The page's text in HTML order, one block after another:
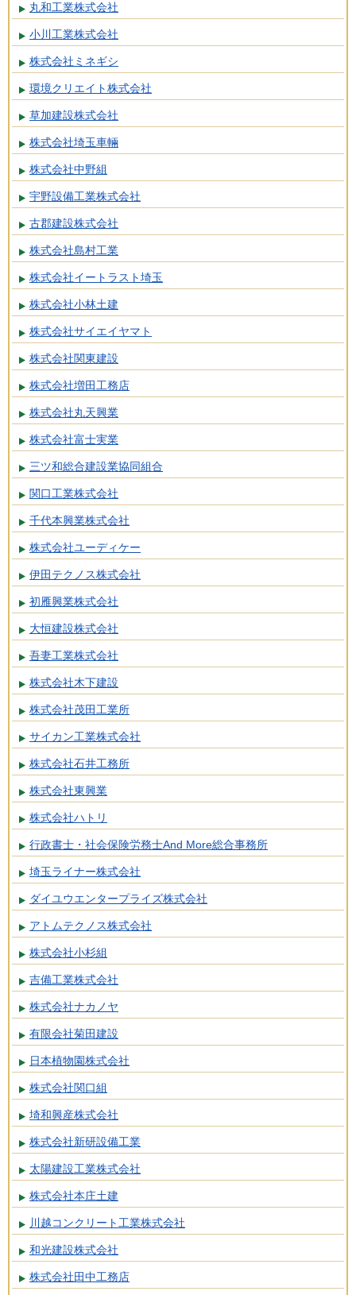
丸和工業株式会社
小川工業株式会社
株式会社ミネギシ
環境クリエイト株式会社
草加建設株式会社
株式会社埼玉車輛
株式会社中野組
宇野設備工業株式会社
古郡建設株式会社
株式会社島村工業
株式会社イートラスト埼玉
株式会社小林土建
株式会社サイエイヤマト
株式会社関東建設
株式会社増田工務店
株式会社丸天興業
株式会社富士実業
三ツ和総合建設業協同組合
関口工業株式会社
千代本興業株式会社
株式会社ユーディケー
伊田テクノス株式会社
初雁興業株式会社
大恒建設株式会社
吾妻工業株式会社
株式会社木下建設
株式会社茂田工業所
サイカン工業株式会社
株式会社石井工務所
株式会社東興業
株式会社ハトリ
行政書士・社会保険労務士And More総合事務所
埼玉ライナー株式会社
ダイユウエンタープライズ株式会社
アトムテクノス株式会社
株式会社小杉組
吉備工業株式会社
株式会社ナカノヤ
有限会社菊田建設
日本植物園株式会社
株式会社関口組
埼和興産株式会社
株式会社新研設備工業
太陽建設工業株式会社
株式会社本庄土建
川越コンクリート工業株式会社
和光建設株式会社
株式会社田中工務店